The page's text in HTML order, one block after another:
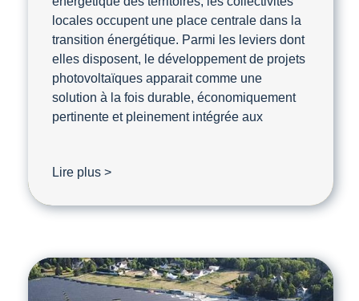
locales occupent une place centrale dans la
transition énergétique. Parmi les leviers dont
elles disposent, le développement de projets
photovoltaïques apparait comme une
solution à la fois durable, économiquement
pertinente et pleinement intégrée aux
Lire plus >